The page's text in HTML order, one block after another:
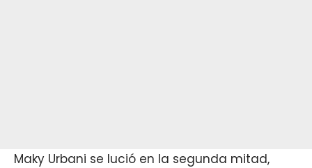
Maky Urbani se lució en la segunda mitad,